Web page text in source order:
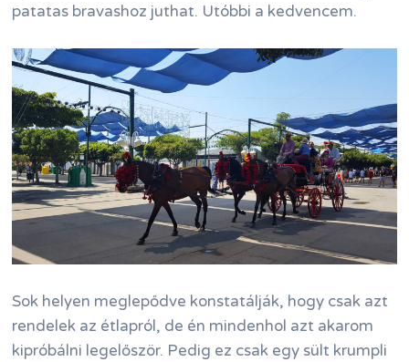
patatas bravashoz juthat. Utóbbi a kedvencem.
Sok helyen meglepődve konstatálják, hogy csak azt
rendelek az étlapról, de én mindenhol azt akarom
kipróbálni legelőször. Pedig ez csak egy sült krumpli